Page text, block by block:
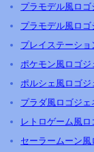
プラモデル風ロ
プラモデル風ロ
プレイステーシ
ポケモン風ロゴジ
ポルシェ風ロゴジ
プラダ風ロゴジェ
レトロゲーム風
セーラームーン